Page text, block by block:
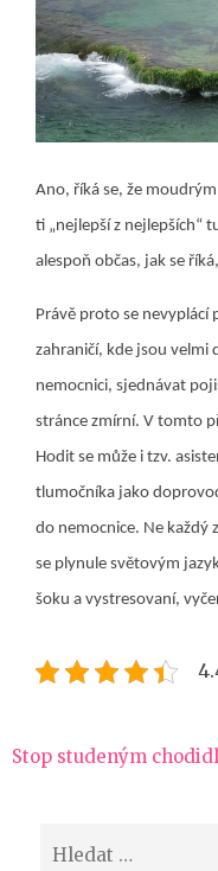
Ano, říká se, že
ti „nejlepší z nejlepších“
alespoň občas, jak se
Právě proto se nevyplácí
zahraničí, kde jsou velmi
nemocnici, sjednávat
stránce zmírní. V tomto
Hodit se může i tzv.
tlumočníka jako
do nemocnice. Ne každý
se plynule světovým
šoku a vystresovaní,
Navigace
Stop studeným